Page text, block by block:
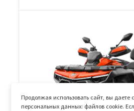
Продолжая использовать сайт, вы даете
персональных данных: файлов cookie.